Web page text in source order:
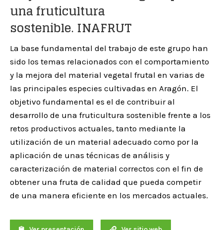
una fruticultura
sostenible. INAFRUT
La base fundamental del trabajo de este grupo han
sido los temas relacionados con el comportamiento
y la mejora del material vegetal frutal en varias de
las principales especies cultivadas en Aragón. El
objetivo fundamental es el de contribuir al
desarrollo de una fruticultura sostenible frente a los
retos productivos actuales, tanto mediante la
utilización de un material adecuado como por la
aplicación de unas técnicas de análisis y
caracterización de material correctos con el fin de
obtener una fruta de calidad que pueda competir
de una manera eficiente en los mercados actuales.